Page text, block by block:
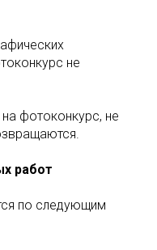
не
фотоконкурс, не
работ
по следующим